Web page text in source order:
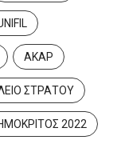
ΑΚΑΡ
ΣΤΡΑΤΟΥ
2022